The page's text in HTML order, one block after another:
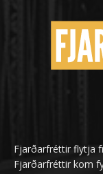
Fjarðarfréttir flytja
Fjarðarfréttir kom